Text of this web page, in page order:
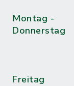
Montag -
Donnerstag
Freitag